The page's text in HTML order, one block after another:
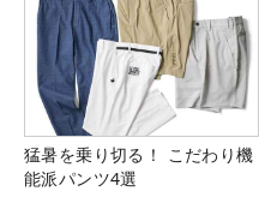
猛暑を乗り切る！ こだわり機
能派パンツ4選